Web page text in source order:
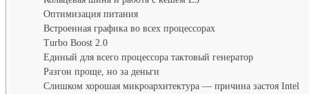
Оптимизация питания
Встроенная графика во всех процессорах
Turbo Boost 2.0
Единый для всего процессора тактовый генератор
Разгон проще, но за деньги
Слишком хорошая микроархитектура — причина застоя Intel